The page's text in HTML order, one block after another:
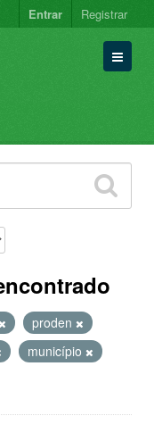
Entrar Registrar
proden
município